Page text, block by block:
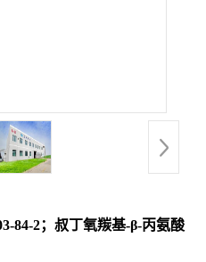
84-2；叔丁氧羰基-β-丙氨酸